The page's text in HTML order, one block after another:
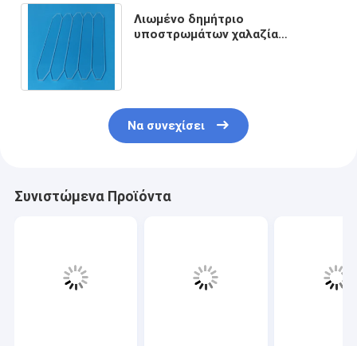
Λιωμένο δημήτριο
υποστρωμάτων χαλαζία
Να συνεχίσει
Συνιστώμενα Προϊόντα